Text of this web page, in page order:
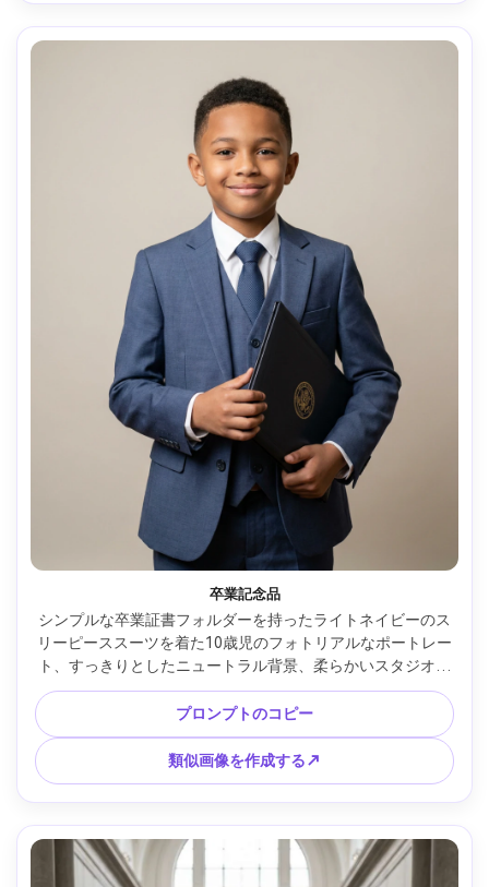
卒業記念品
シンプルな卒業証書フォルダーを持ったライトネイビーのス
リーピーススーツを着た10歳児のフォトリアルなポートレー
ト、すっきりとしたニュートラル背景、柔らかいスタジオ照
明、Nikon Z7 IIで撮影、85mm f/1.8、ハーフボディフレー
ム、自信に満ちた笑顔、シャープな焦点、リアルな肌とスー
ツの質感、時代を超越した学校の節目ルック --ar 4:5
プロンプトのコピー
類似画像を作成する↗